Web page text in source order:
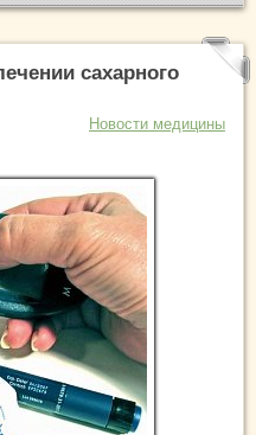
сахарного
Новости медицины